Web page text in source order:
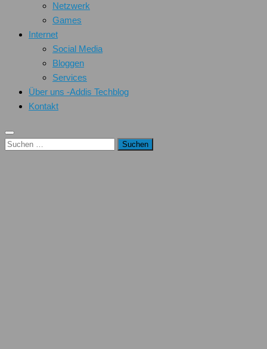
Netzwerk
Games
Internet
Social Media
Bloggen
Services
Über uns -Addis Techblog
Kontakt
Suchen